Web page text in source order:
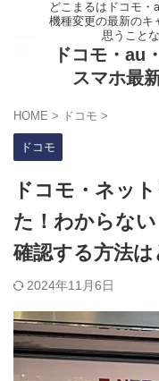
どこまるはドコモ・
機種変更の最新のキ
思うこと
ドコモ・au
スマホ最
HOME > ドコモ >
ドコモ
ドコモ・ネッ
た！わからな
確認する方法
2024年11月6日